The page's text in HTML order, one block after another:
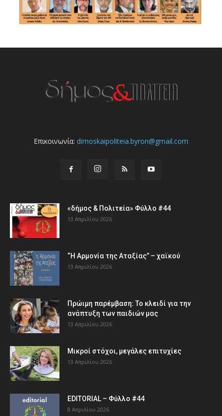
Επικοινωνία: dimoskaipoliteia.byron@gmail.com
«δήμος & Πολιτεία» Φύλλο #44
13 Απριλίου 2026
“Η Αρμονία της Αταξίας” – χαϊκού
13 Απριλίου 2026
Πρώιμη παρέμβαση: Το κλειδί για την
ανάπτυξη των παιδιών µας
13 Απριλίου 2026
Μικροί στόχοι, μεγάλες επιτυχίες
13 Απριλίου 2026
EDITORIAL – Φύλλο #44
8 Απριλίου 2026